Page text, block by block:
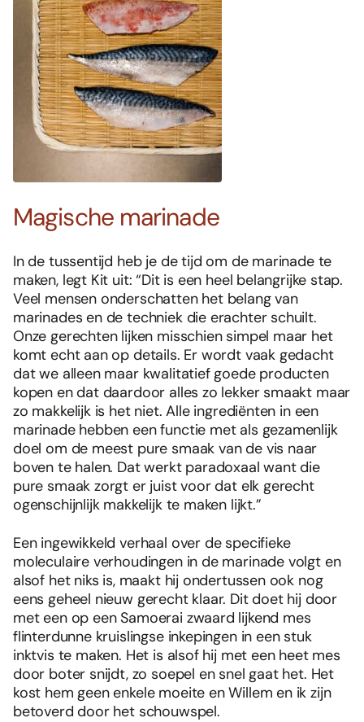
Magische marinade
In de tussentijd heb je de tijd om de marinade te
maken, legt Kit uit: “Dit is een heel belangrijke stap.
Veel mensen onderschatten het belang van
marinades en de techniek die erachter schuilt.
Onze gerechten lijken misschien simpel maar het
komt echt aan op details. Er wordt vaak gedacht
dat we alleen maar kwalitatief goede producten
kopen en dat daardoor alles zo lekker smaakt maar
zo makkelijk is het niet. Alle ingrediënten in een
marinade hebben een functie met als gezamenlijk
doel om de meest pure smaak van de vis naar
boven te halen. Dat werkt paradoxaal want die
pure smaak zorgt er juist voor dat elk gerecht
ogenschijnlijk makkelijk te maken lijkt.”
Een ingewikkeld verhaal over de specifieke
moleculaire verhoudingen in de marinade volgt en
alsof het niks is, maakt hij ondertussen ook nog
eens geheel nieuw gerecht klaar. Dit doet hij door
met een op een Samoerai zwaard lijkend mes
flinterdunne kruislingse inkepingen in een stuk
inktvis te maken. Het is alsof hij met een heet mes
door boter snijdt, zo soepel en snel gaat het. Het
kost hem geen enkele moeite en Willem en ik zijn
betoverd door het schouwspel.